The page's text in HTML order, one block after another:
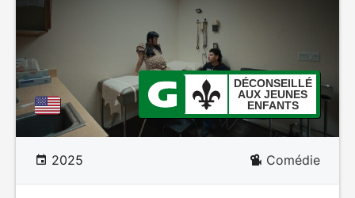
DÉCONSEILLÉ
AUX JEUNES
ENFANTS
2025 Comédie